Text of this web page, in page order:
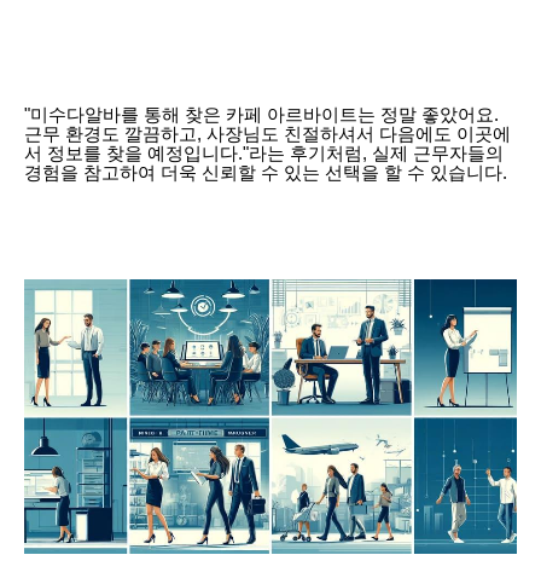
"미수다알바를 통해 찾은 카페 아르바이트는 정말 좋았어요.
근무 환경도 깔끔하고, 사장님도 친절하셔서 다음에도 이곳에
서 정보를 찾을 예정입니다."라는 후기처럼, 실제 근무자들의
경험을 참고하여 더욱 신뢰할 수 있는 선택을 할 수 있습니다.